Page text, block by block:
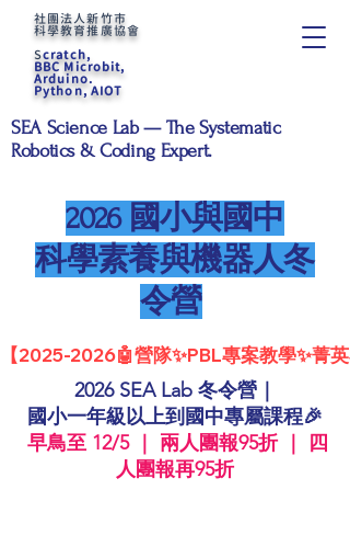
社團法人新竹市
科學教育推廣協會
Scratch,
BBC Microbit,
Arduino.
Python, AIOT
SEA Science Lab — The Systematic
Robotics & Coding Expert.
2026 國小與國中
​科學素養與機器人冬
令營
【2025-2026🤖營隊✨PBL專案教學✨菁
2026 SEA Lab 冬令營｜
國小一年級以上到國中專屬課程🎉
早鳥至 12/5 ｜ 兩人團報95折 ｜ 四
人團報再95折